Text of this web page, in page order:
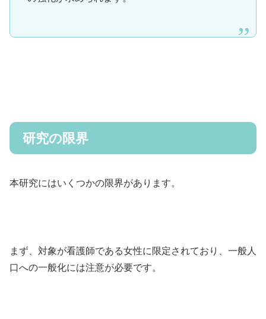
研究の限界
本研究にはいくつかの限界があります。
まず、対象が看護師である女性に限定されており、一般人
口への一般化には注意が必要です。